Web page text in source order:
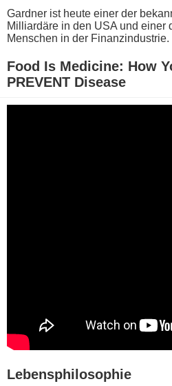
Gardner i​st heute e​iner der
Milliardäre i​n den USA u​nd einer
Menschen i​n der Finanzindustrie.
Food Is Medicine: How
PREVENT Disease
Lebensphilosophie